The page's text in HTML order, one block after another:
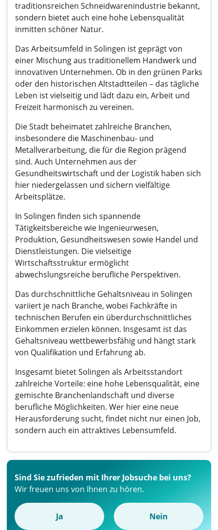
traditionsreichen Schneidwarenindustrie bekannt,
sondern bietet auch eine hohe Lebensqualität
inmitten schöner Natur.
Das Arbeitsumfeld in Solingen ist geprägt von
einer Mischung aus traditionellem Handwerk und
innovativen Unternehmen. Ob in den grünen Parks
oder den historischen Altstadtteilen – das tägliche
Leben ist vielseitig und lädt dazu ein, Arbeit und
Freizeit harmonisch zu vereinen.
Die Stadt beheimatet zahlreiche Branchen,
insbesondere die Maschinenbau- und
Metallverarbeitung, die für die Region prägend
sind. Auch Unternehmen aus der
Gesundheitswirtschaft und der Logistik haben sich
hier niedergelassen und sichern vielfältige
Arbeitsplätze.
In Solingen finden sich spannende
Tätigkeitsbereiche wie Ingenieurwesen,
Produktion, Gesundheitswesen sowie Handel und
Dienstleistungen. Die vielseitige
Wirtschaftsstruktur ermöglicht
abwechslungsreiche berufliche Perspektiven.
Das durchschnittliche Gehaltsniveau in Solingen
variiert je nach Branche, wobei Fachkräfte in
technischen Berufen ein überdurchschnittliches
Einkommen erzielen können. Insgesamt ist das
Gehaltsniveau wettbewerbsfähig und hängt stark
von Qualifikation und Erfahrung ab.
Insgesamt bietet Solingen als Arbeitsstandort
zahlreiche Vorteile: eine hohe Lebensqualität, eine
gemischte Branchenlandschaft und diverse
berufliche Möglichkeiten. Wer hier eine neue
Herausforderung sucht, findet nicht nur einen Job,
sondern auch ein attraktives Lebensumfeld.
Sind Sie zufrieden mit Ihrer Jobsuche bei uns?
Wir freuen uns von Ihnen zu hören.
Ja Nein